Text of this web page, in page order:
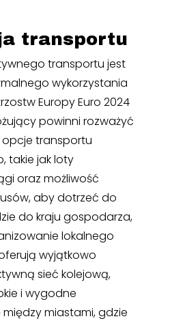
transportu
transportu jest
wykorzystania
Europy Euro 2024
powinni rozważyć
transportu
takie jak loty
oraz możliwość
aby dotrzeć do
do kraju gospodarza,
lokalnego
wyjątkowo
sieć kolejową,
i wygodne
miastami, gdzie